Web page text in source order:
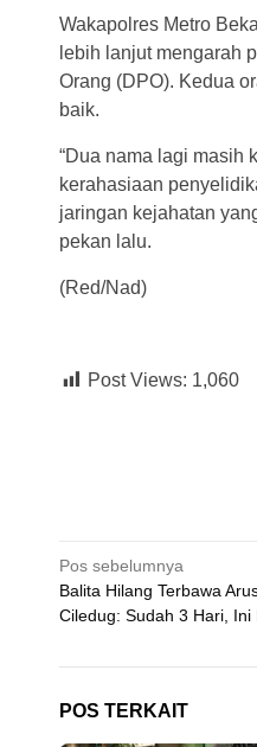
Wakapolres Metro
lebih lanjut mengarah
Orang (DPO). Kedua
baik.
“Dua nama lagi masih
kerahasiaan
jaringan kejahatan
pekan lalu.
(Red/Nad)
Post Views: 1,060
Navigasi
pos
Pos sebelumnya
Balita Hilang Terbawa
Ciledug: Sudah 3 Hari, Ini
POS TERKAIT